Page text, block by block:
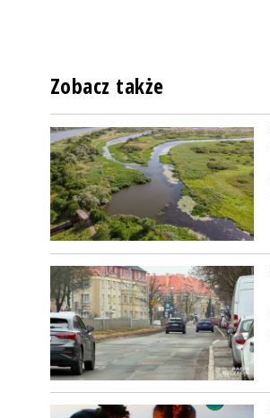
Zobacz także